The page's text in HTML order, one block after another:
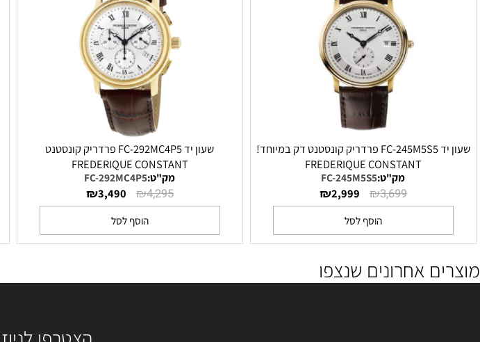
שעון יד FC-245M5S5 פרדריק קונסטנט דק במיוחד!
FREDERIQUE CONSTANT
FC-245M5S5
₪3,699
₪2,999
הוסף לסל
שעון יד FC-292MC4P5 פרדריק קונסטנט
FREDERIQUE CONSTANT
FC-292MC4P5
₪4,295
₪3,490